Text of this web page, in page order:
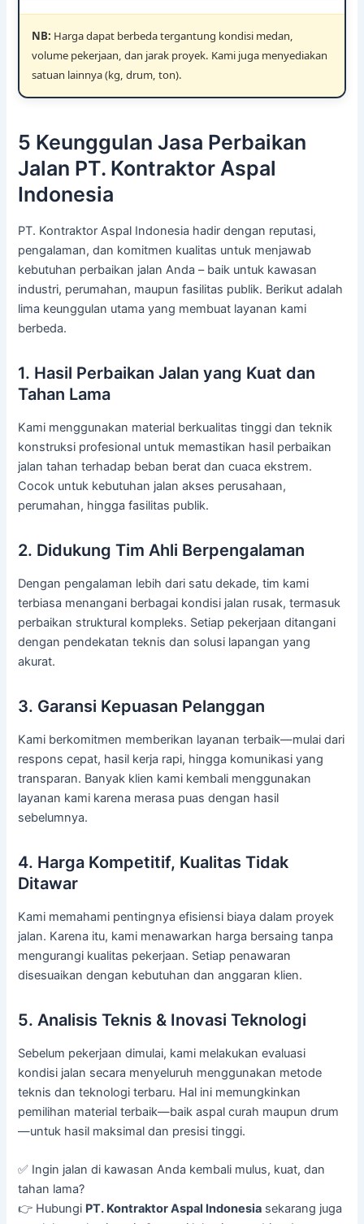
NB: Harga dapat berbeda tergantung kondisi medan,
volume pekerjaan, dan jarak proyek. Kami juga menyediakan
satuan lainnya (kg, drum, ton).
5 Keunggulan Jasa Perbaikan
Jalan PT. Kontraktor Aspal
Indonesia
PT. Kontraktor Aspal Indonesia hadir dengan reputasi,
pengalaman, dan komitmen kualitas untuk menjawab
kebutuhan perbaikan jalan Anda – baik untuk kawasan
industri, perumahan, maupun fasilitas publik. Berikut adalah
lima keunggulan utama yang membuat layanan kami
berbeda.
1. Hasil Perbaikan Jalan yang Kuat dan
Tahan Lama
Kami menggunakan material berkualitas tinggi dan teknik
konstruksi profesional untuk memastikan hasil perbaikan
jalan tahan terhadap beban berat dan cuaca ekstrem.
Cocok untuk kebutuhan jalan akses perusahaan,
perumahan, hingga fasilitas publik.
2. Didukung Tim Ahli Berpengalaman
Dengan pengalaman lebih dari satu dekade, tim kami
terbiasa menangani berbagai kondisi jalan rusak, termasuk
perbaikan struktural kompleks. Setiap pekerjaan ditangani
dengan pendekatan teknis dan solusi lapangan yang
akurat.
3. Garansi Kepuasan Pelanggan
Kami berkomitmen memberikan layanan terbaik—mulai dari
respons cepat, hasil kerja rapi, hingga komunikasi yang
transparan. Banyak klien kami kembali menggunakan
layanan kami karena merasa puas dengan hasil
sebelumnya.
4. Harga Kompetitif, Kualitas Tidak
Ditawar
Kami memahami pentingnya efisiensi biaya dalam proyek
jalan. Karena itu, kami menawarkan harga bersaing tanpa
mengurangi kualitas pekerjaan. Setiap penawaran
disesuaikan dengan kebutuhan dan anggaran klien.
5. Analisis Teknis & Inovasi Teknologi
Sebelum pekerjaan dimulai, kami melakukan evaluasi
kondisi jalan secara menyeluruh menggunakan metode
teknis dan teknologi terbaru. Hal ini memungkinkan
pemilihan material terbaik—baik aspal curah maupun drum
—untuk hasil maksimal dan presisi tinggi.
✅ Ingin jalan di kawasan Anda kembali mulus, kuat, dan
tahan lama?
👉 Hubungi PT. Kontraktor Aspal Indonesia sekarang juga